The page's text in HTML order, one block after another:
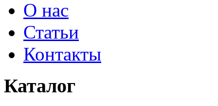
О нас
Статьи
Контакты
Каталог